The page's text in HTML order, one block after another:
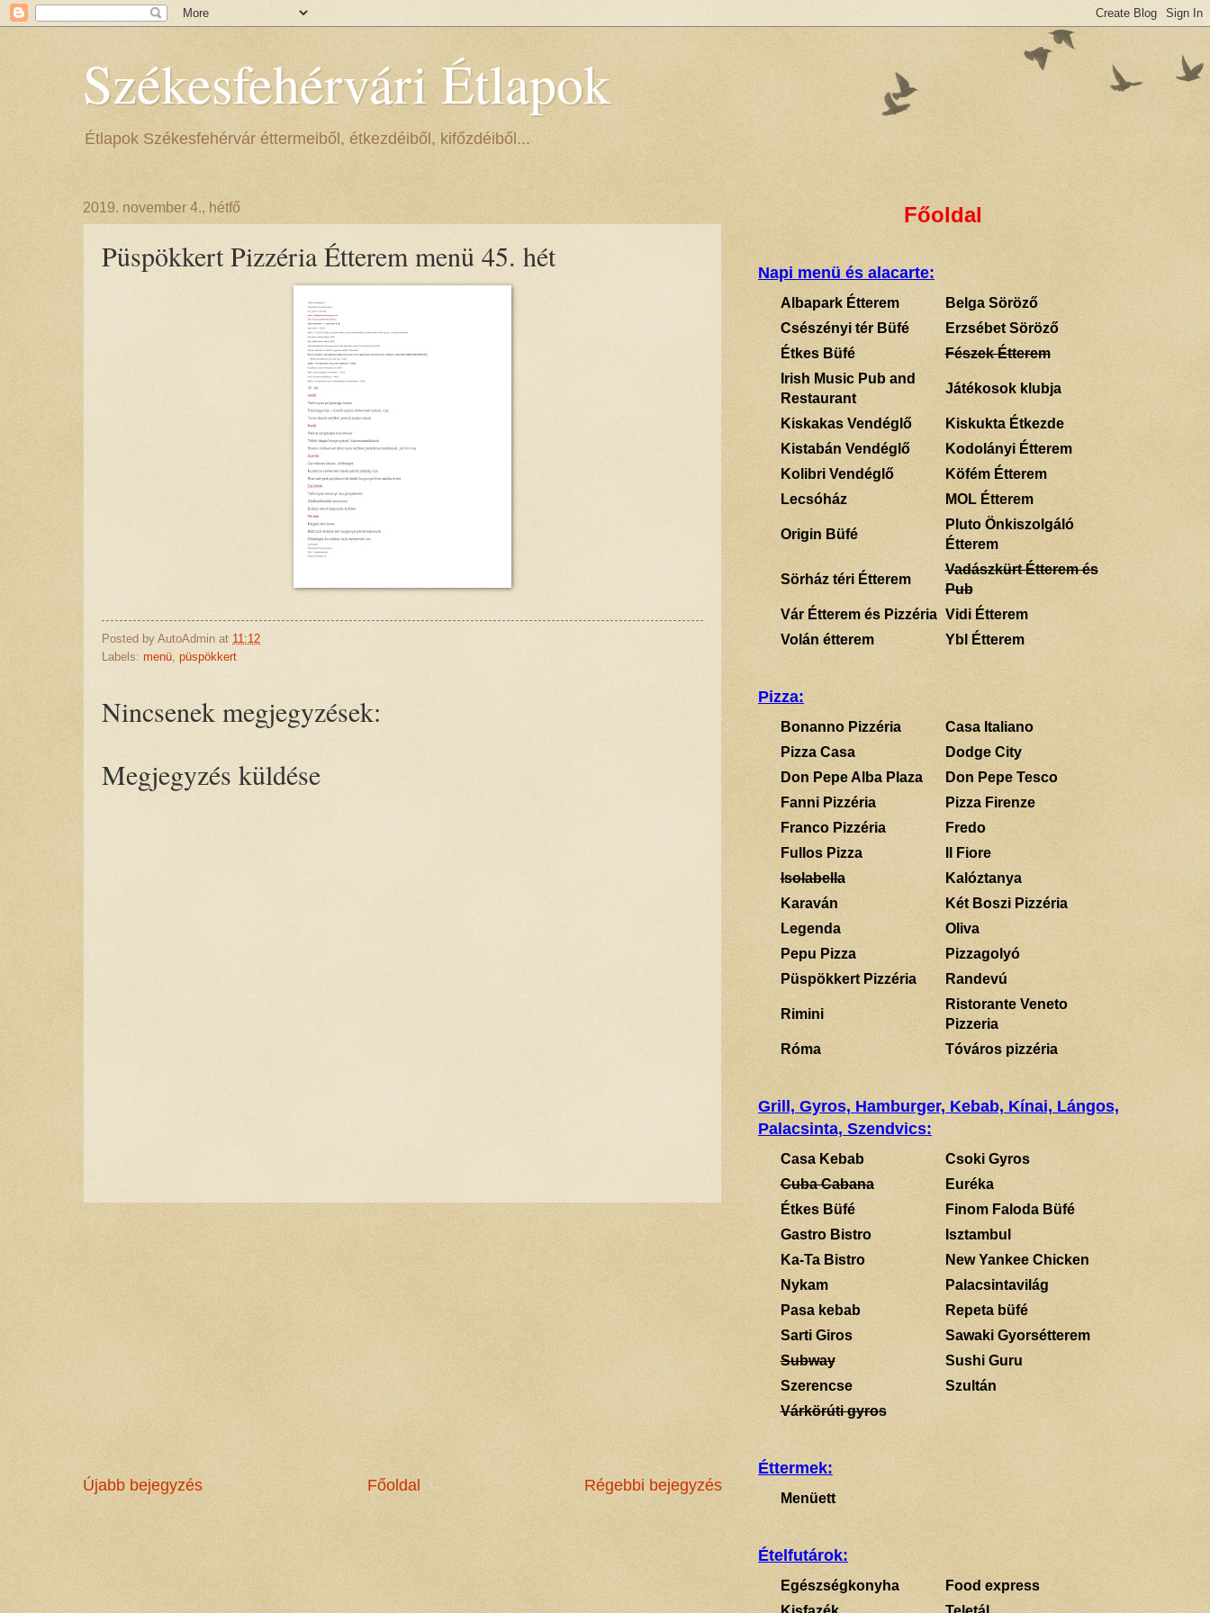
Székesfehérvári Étlapok
Étlapok Székesfehérvár éttermeiből, étkezdéiből, kifőzdéiből...
2019. november 4., hétfő
Püspökkert Pizzéria Étterem menü 45. hét
Posted by AutoAdmin at 11:12
Labels: menü püspökkert
Nincsenek megjegyzések:
Megjegyzés küldése
Újabb bejegyzés Régebbi bejegyzés
Főoldal
Főoldal
Napi menü és alacarte:
Albapark Étterem
Belga Söröző
Csészényi tér Büfé
Erzsébet Söröző
Étkes Büfé
Fészek Étterem
Irish Music Pub and
Restaurant
Játékosok klubja
Kiskakas Vendéglő
Kiskukta Étkezde
Kistabán Vendéglő
Kodolányi Étterem
Kolibri Vendéglő
Köfém Étterem
Lecsóház
MOL Étterem
Origin Büfé
Pluto Önkiszolgáló
Étterem
Sörház téri Étterem
Vadászkürt Étterem és
Pub
Vár Étterem és Pizzéria Vidi Étterem
Volán étterem
Ybl Étterem
Pizza:
Bonanno Pizzéria
Casa Italiano
Pizza Casa
Dodge City
Don Pepe Alba Plaza
Don Pepe Tesco
Fanni Pizzéria
Pizza Firenze
Franco Pizzéria
Fredo
Fullos Pizza
Il Fiore
Isolabella
Kalóztanya
Karaván
Két Boszi Pizzéria
Legenda
Oliva
Pepu Pizza
Pizzagolyó
Püspökkert Pizzéria
Randevú
Rimini
Ristorante Veneto
Pizzeria
Róma
Tóváros pizzéria
Grill, Gyros, Hamburger, Kebab, Kínai, Lángos,
Palacsinta, Szendvics:
Casa Kebab
Csoki Gyros
Cuba Cabana
Euréka
Étkes Büfé
Finom Faloda Büfé
Gastro Bistro
Isztambul
Ka-Ta Bistro
New Yankee Chicken
Nykam
Palacsintavilág
Pasa kebab
Repeta büfé
Sarti Giros
Sawaki Gyorsétterem
Subway
Sushi Guru
Szerencse
Szultán
Várkörúti gyros
Éttermek:
Menüett
Ételfutárok:
Egészségkonyha
Food express